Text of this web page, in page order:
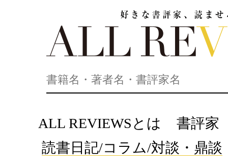
ALL REVIEWSとは
書評家
読書日記/コラム/対談・鼎談